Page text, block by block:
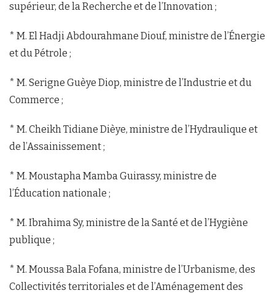
supérieur, de la Recherche et de l’Innovation ;
* M. El Hadji Abdourahmane Diouf, ministre de l’Énergie
et du Pétrole ;
* M. Serigne Guèye Diop, ministre de l’Industrie et du
Commerce ;
* M. Cheikh Tidiane Dièye, ministre de l’Hydraulique et
de l’Assainissement ;
* M. Moustapha Mamba Guirassy, ministre de
l’Éducation nationale ;
* M. Ibrahima Sy, ministre de la Santé et de l’Hygiène
publique ;
* M. Moussa Bala Fofana, ministre de l’Urbanisme, des
Collectivités territoriales et de l’Aménagement des